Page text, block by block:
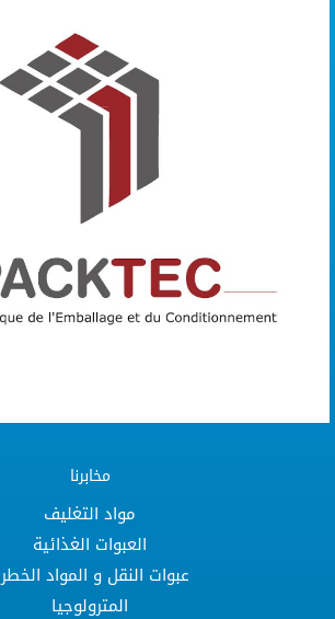
مخابرنا
مواد التغليف
العبوات الغذائية
عبوات النقل و المواد الخطرة
المترولوجيا